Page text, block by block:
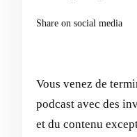
Share on social media
Vous venez de
podcast avec des
et du contenu